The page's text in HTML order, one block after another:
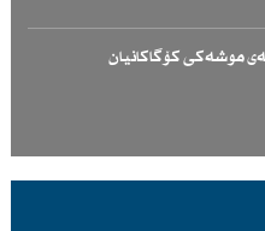
موشەكی كۆگاكانیان